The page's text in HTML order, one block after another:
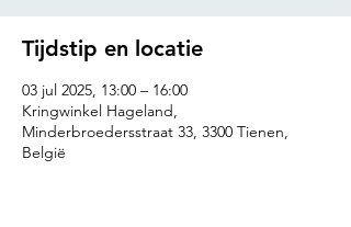
Tijdstip en locatie
03 jul 2025, 13:00 – 16:00
Kringwinkel Hageland,
Minderbroedersstraat 33, 3300 Tienen,
België